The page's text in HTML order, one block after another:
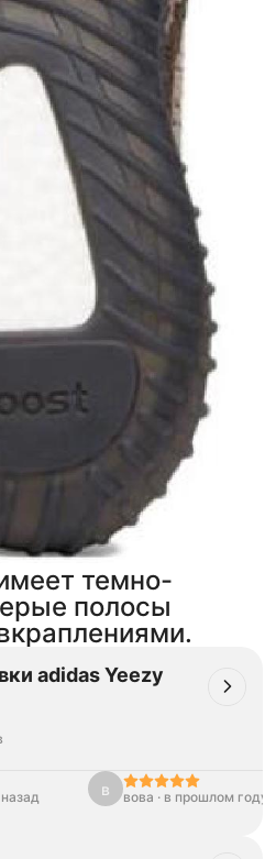
темно-
полосы
adidas Yeezy
в вова · в прошлом году